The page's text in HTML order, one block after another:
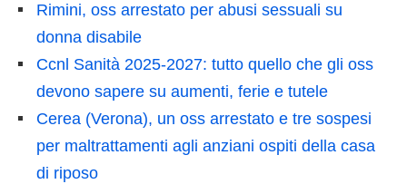
Rimini, oss arrestato per abusi sessuali su
donna disabile
Ccnl Sanità 2025-2027: tutto quello che gli oss
devono sapere su aumenti, ferie e tutele
Cerea (Verona), un oss arrestato e tre sospesi
per maltrattamenti agli anziani ospiti della casa
di riposo